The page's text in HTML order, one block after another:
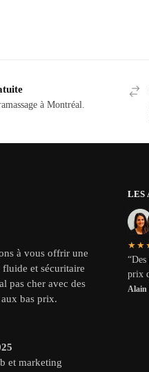
à Montréal.
à vous offrir une
fluide et sécuritaire
pas cher avec des
bas prix.
LES
prix
Alain
et marketing